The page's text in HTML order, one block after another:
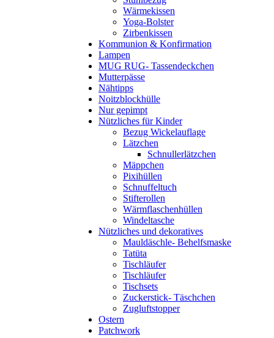
Wärmekissen
Yoga-Bolster
Zirbenkissen
Kommunion & Konfirmation
Lampen
MUG RUG- Tassendeckchen
Mutterpässe
Nähtipps
Noitzblockhülle
Nur gepimpt
Nützliches für Kinder
Bezug Wickelauflage
Lätzchen
Schnullerlätzchen
Mäppchen
Pixihüllen
Schnuffeltuch
Stifterollen
Wärmflaschenhüllen
Windeltasche
Nützliches und dekoratives
Mauldäschle- Behelfsmaske
Tatüta
Tischläufer
Tischläufer
Tischsets
Zuckerstick- Täschchen
Zugluftstopper
Ostern
Patchwork